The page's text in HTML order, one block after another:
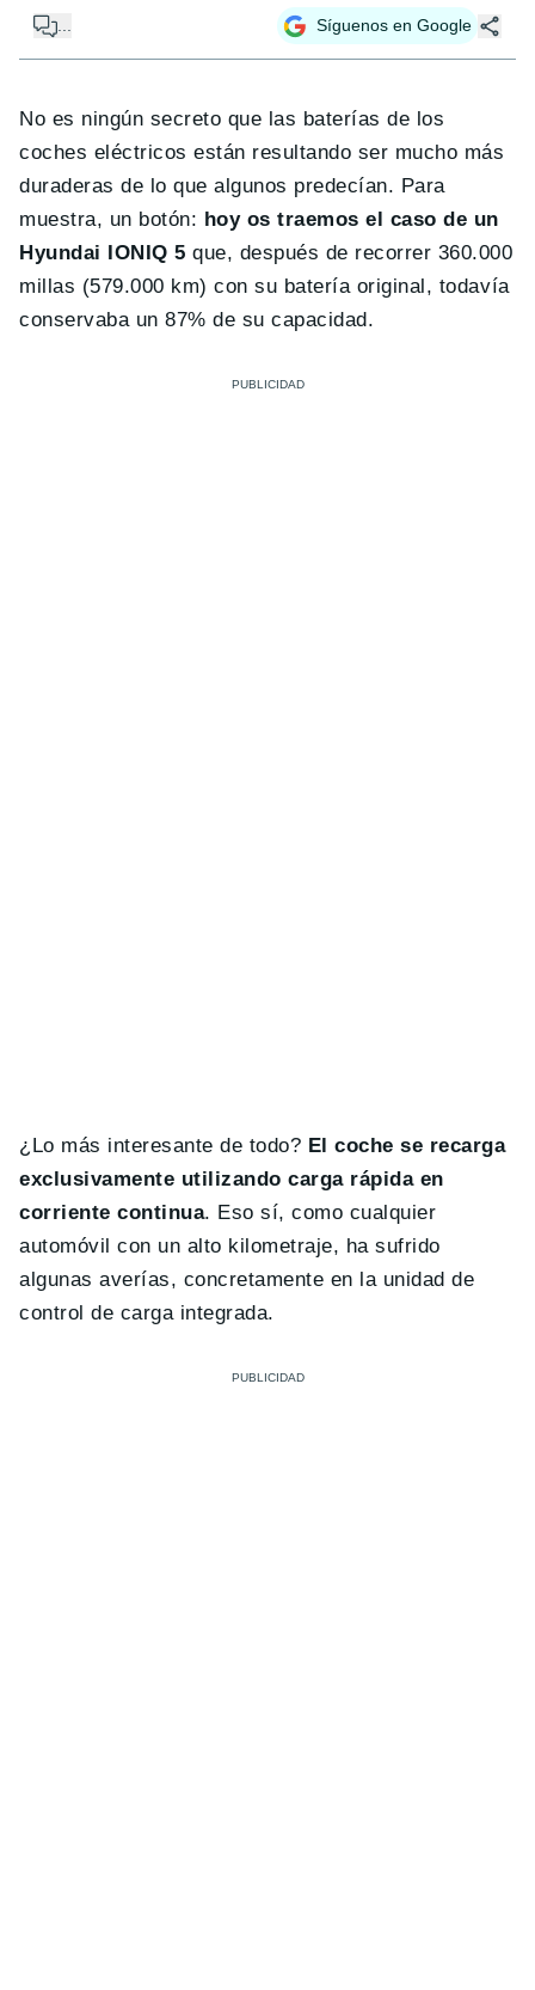
... Síguenos en Google
No es ningún secreto que las baterías de los
coches eléctricos están resultando ser mucho más
duraderas de lo que algunos predecían. Para
muestra, un botón: hoy os traemos el caso de un
Hyundai IONIQ 5 que, después de recorrer 360.000
millas (579.000 km) con su batería original, todavía
conservaba un 87% de su capacidad.
¿Lo más interesante de todo? El coche se recarga
exclusivamente utilizando carga rápida en
corriente continua. Eso sí, como cualquier
automóvil con un alto kilometraje, ha sufrido
algunas averías, concretamente en la unidad de
control de carga integrada.